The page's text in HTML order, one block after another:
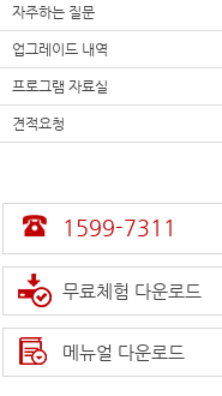
자주하는 질문
업그레이드 내역
프로그램 자료실
견적요청
1599-7311
무료체험 다운로드
메뉴얼 다운로드